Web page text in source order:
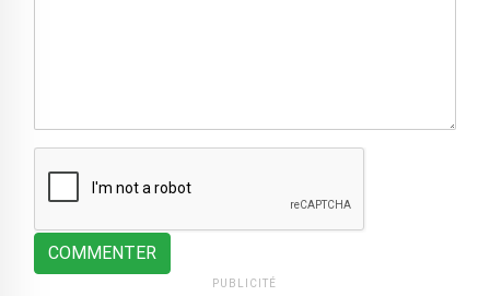
COMMENTER
PUBLICITÉ